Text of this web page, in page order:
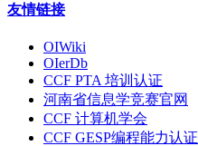
友情链接
OIWiki
OIerDb
CCF PTA 培训认证
河南省信息学竞赛官网
CCF 计算机学会
CCF GESP编程能力认证